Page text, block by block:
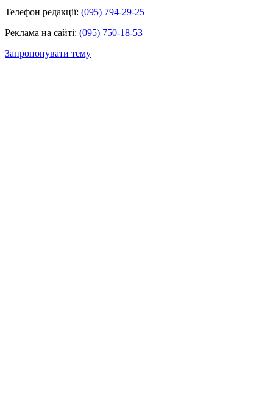
Телефон редакції: (095) 794-29-25
Реклама на сайті: (095) 750-18-53
Запропонувати тему